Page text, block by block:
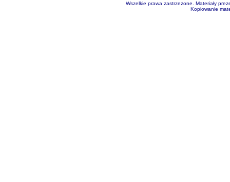
Wszelkie prawa zastrzeżone. Materiały
Kopiowanie